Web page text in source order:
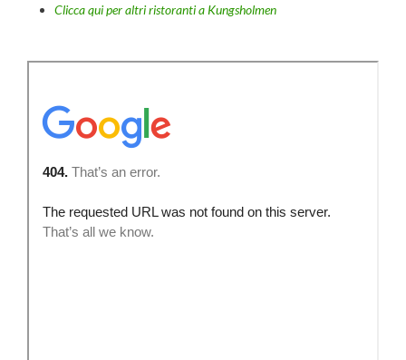
Clicca qui per altri ristoranti a Kungsholmen